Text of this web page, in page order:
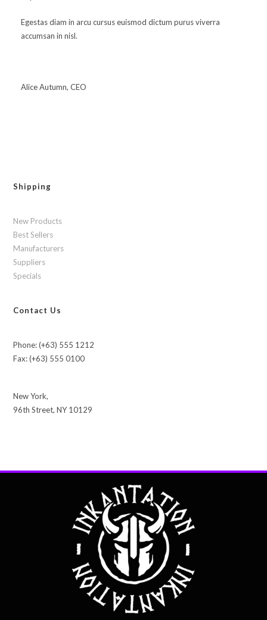
Egestas diam in arcu cursus euismod dictum purus viverra
accumsan in nisl.
Alice Autumn, CEO
Shipping
New Products
Best Sellers
Manufacturers
Suppliers
Specials
Contact Us
Phone: (+63) 555 1212
Fax: (+63) 555 0100
New York,
96th Street, NY 10129